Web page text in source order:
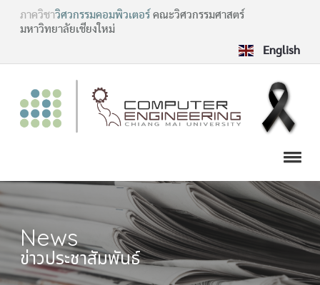
ภาควิชาวิศวกรรมคอมพิวเตอร์ คณะวิศวกรรมศาสตร์
มหาวิทยาลัยเชียงใหม่
English
News
ข่าวประชาสัมพันธ์